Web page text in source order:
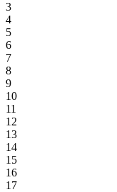
3
4
5
6
7
8
9
10
11
12
13
14
15
16
17